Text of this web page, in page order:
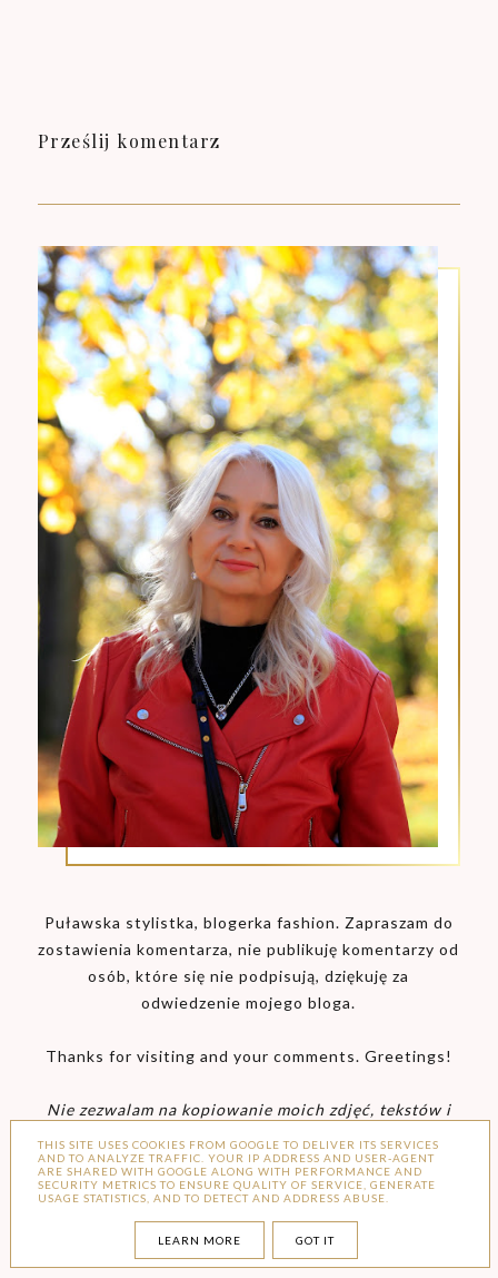
Prześlij komentarz
Puławska stylistka, blogerka fashion. Zapraszam do
zostawienia komentarza, nie publikuję komentarzy od
osób, które się nie podpisują, dziękuję za
odwiedzenie mojego bloga.
Thanks for visiting and your comments. Greetings!
Nie zezwalam na kopiowanie moich zdjęć, tekstów i
THIS SITE USES COOKIES FROM GOOGLE TO DELIVER ITS SERVICES
AND TO ANALYZE TRAFFIC. YOUR IP ADDRESS AND USER-AGENT
ARE SHARED WITH GOOGLE ALONG WITH PERFORMANCE AND
SECURITY METRICS TO ENSURE QUALITY OF SERVICE, GENERATE
USAGE STATISTICS, AND TO DETECT AND ADDRESS ABUSE.
LEARN MORE GOT IT